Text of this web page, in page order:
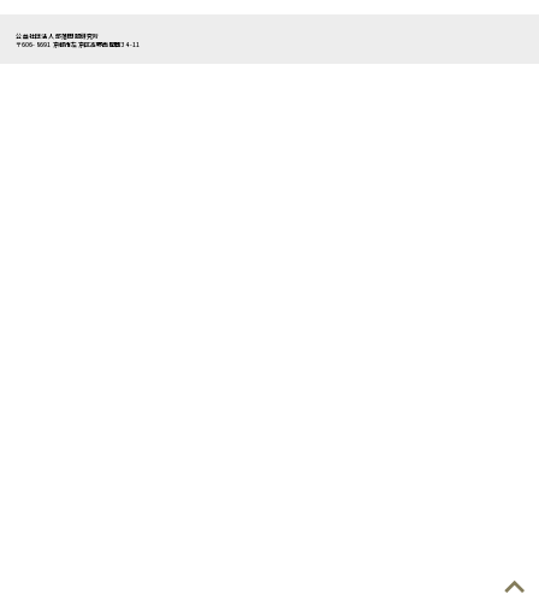
公益社団法人 部落問題研究所
〒606-8691 京都市左京区高野西開町34-11